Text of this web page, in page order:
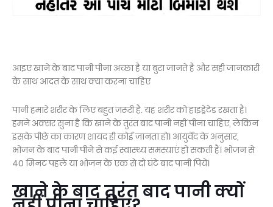
आइए खाने के बाद पानी पीना अच्छा है या बुरा जानते है और सही जानकारी
के साथ आदत के साथ क्या करना चाहिए
पानी हमारे शरीर के लिए बहुत जरूरी है. यह शरीर को हाइड्रेटेड रखता है।
हमने अक्सर सुना है कि खाने के तुरंत बाद पानी नहीं पीना चाहिए, लेकिन
इसके पीछे का कारण शायद ही कोई जानता हो। आयुर्वेद के अनुसार,
भोजन के बाद पानी पीने से कई स्वास्थ्य समस्याएं हो सकती हैं। भोजन से
40 मिनट पहले या भोजन के एक से दो घंटे बाद पानी पियें।
खाने के बाद तुरंत बाद पानी क्यों